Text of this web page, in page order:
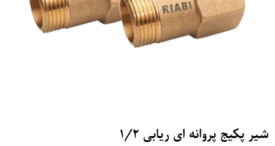
شیر پکیج پروانه ای ریابی 1/2